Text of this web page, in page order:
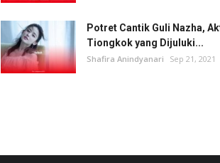
Potret Cantik Guli Nazha,
Tiongkok yang Dijuluki...
Shafira Anindyanari Sep 21, 2021